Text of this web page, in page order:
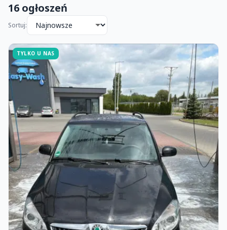
16 ogłoszeń
Sortuj:
TYLKO U NAS